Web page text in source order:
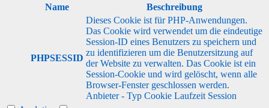
Name
Beschreibung
PHPSESSID
Dieses Cookie ist für PHP-Anwendungen.
Das Cookie wird verwendet um die eindeutige
Session-ID eines Benutzers zu speichern und
zu identifizieren um die Benutzersitzung auf
der Website zu verwalten. Das Cookie ist ein
Session-Cookie und wird gelöscht, wenn alle
Browser-Fenster geschlossen werden.
Anbieter - Typ Cookie Laufzeit Session